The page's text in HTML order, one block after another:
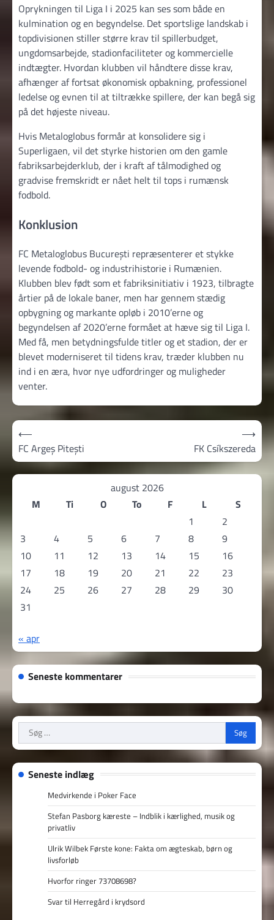
Oprykningen til Liga I i 2025 kan ses som både en
kulmination og en begyndelse. Det sportslige landskab i
topdivisionen stiller større krav til spillerbudget,
ungdomsarbejde, stadionfaciliteter og kommercielle
indtægter. Hvordan klubben vil håndtere disse krav,
afhænger af fortsat økonomisk opbakning, professionel
ledelse og evnen til at tiltrække spillere, der kan begå sig
på det højeste niveau.
Hvis Metaloglobus formår at konsolidere sig i
Superligaen, vil det styrke historien om den gamle
fabriksarbejderklub, der i kraft af tålmodighed og
gradvise fremskridt er nået helt til tops i rumænsk
fodbold.
Konklusion
FC Metaloglobus București repræsenterer et stykke
levende fodbold- og industrihistorie i Rumænien.
Klubben blev født som et fabriksinitiativ i 1923, tilbragte
årtier på de lokale baner, men har gennem stædig
opbygning og markante opløb i 2010’erne og
begyndelsen af 2020’erne formået at hæve sig til Liga I.
Med få, men betydningsfulde titler og et stadion, der er
blevet moderniseret til tidens krav, træder klubben nu
ind i en æra, hvor nye udfordringer og muligheder
venter.
Indlægsnavigation
⟵
FC Argeș Pitești
FK Csíkszereda
⟶
august 2026
M
Ti O To F L
S
1
2
3
4 5 6 7 8
9
10
11 12 13 14 15
16
17
18 19 20 21 22
23
24
25 26 27 28 29
30
31
« apr
Seneste kommentarer
Søg
efter:
Seneste indlæg
Medvirkende i Poker Face
Stefan Pasborg kæreste – Indblik i kærlighed, musik og
privatliv
Ulrik Wilbek Første kone: Fakta om ægteskab, børn og
livsforløb
Hvorfor ringer 73708698?
Svar til Herregård i krydsord